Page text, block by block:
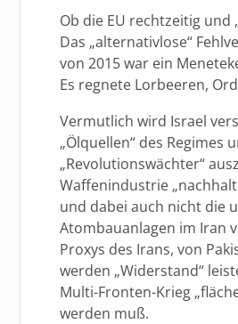
Ob die EU rechtzeitig und
Das „alternativlose“
von 2015 war ein
Es regnete Lorbeeren,
Vermutlich wird Israel
„Ölquellen“ des Regimes
„Revolutionswächter“
Waffenindustrie
und dabei auch nicht die
Atombauanlagen im Iran
Proxys des Irans, von
werden „Widerstand“
Multi-Fronten-Krieg
werden muß.